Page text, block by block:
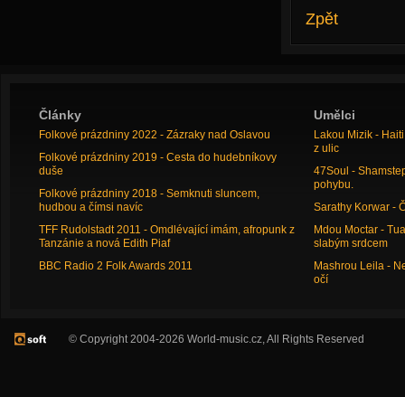
Zpět
Články
Folkové prázdniny 2022 - Zázraky nad Oslavou
Folkové prázdniny 2019 - Cesta do hudebníkovy
duše
Folkové prázdniny 2018 - Semknuti sluncem,
hudbou a čímsi navíc
TFF Rudolstadt 2011 - Omdlévající imám, afropunk z
Tanzánie a nová Edith Piaf
BBC Radio 2 Folk Awards 2011
Umělci
Lakou Mizik -
z ulic
47Soul -
pohybu.
Sarathy Korwar -
Mdou Moctar -
slabým srdcem
Mashrou Leila -
očí
© Copyright 2004-2026 World-music.cz, All Rights Reserved